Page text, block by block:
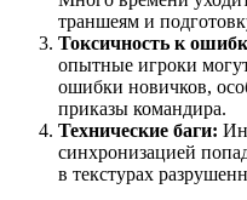
траншеям и
Токсичность к
опытные игроки
ошибки новичков,
приказы командира.
Технические баги:
синхронизацией
в текстурах